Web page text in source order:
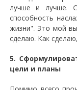
лучше и лучше.
способность
жизни". Это мой
сделаю. Как
5.
цели и планы